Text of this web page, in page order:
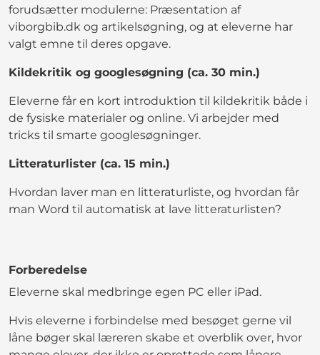
forudsætter modulerne: Præsentation af
viborgbib.dk og artikelsøgning, og at eleverne har
valgt emne til deres opgave.
Kildekritik og googlesøgning (ca. 30 min.)
Eleverne får en kort introduktion til kildekritik både i
de fysiske materialer og online. Vi arbejder med
tricks til smarte googlesøgninger.
Litteraturlister (ca. 15 min.)
Hvordan laver man en litteraturliste, og hvordan får
man Word til automatisk at lave litteraturlisten?
Forberedelse
Eleverne skal medbringe egen PC eller iPad.
Hvis eleverne i forbindelse med besøget gerne vil
låne bøger skal læreren skabe et overblik over, hvor